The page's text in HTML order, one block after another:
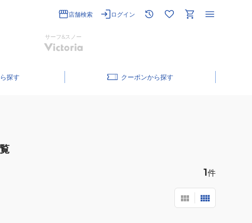
店舗検索 ログイン
サーフ&スノー
クーポン
1件